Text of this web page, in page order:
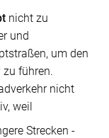
nicht zu
und
um den
führen.
nicht
weil
Strecken -